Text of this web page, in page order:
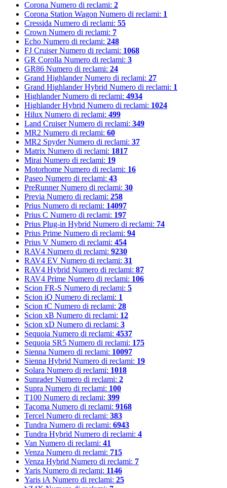
Corona Numero di reclami: 2
Corona Station Wagon Numero di reclami: 1
Cressida Numero di reclami: 55
Crown Numero di reclami: 7
Echo Numero di reclami: 248
FJ Cruiser Numero di reclami: 1068
GR Corolla Numero di reclami: 3
GR86 Numero di reclami: 24
Grand Highlander Numero di reclami: 27
Grand Highlander Hybrid Numero di reclami: 1
Highlander Numero di reclami: 4934
Highlander Hybrid Numero di reclami: 1024
Hilux Numero di reclami: 499
Land Cruiser Numero di reclami: 349
MR2 Numero di reclami: 60
MR2 Spyder Numero di reclami: 37
Matrix Numero di reclami: 1817
Mirai Numero di reclami: 19
Motorhome Numero di reclami: 16
Paseo Numero di reclami: 43
PreRunner Numero di reclami: 30
Previa Numero di reclami: 258
Prius Numero di reclami: 14097
Prius C Numero di reclami: 197
Prius Plug-in Hybrid Numero di reclami: 74
Prius Prime Numero di reclami: 94
Prius V Numero di reclami: 454
RAV4 Numero di reclami: 9230
RAV4 EV Numero di reclami: 31
RAV4 Hybrid Numero di reclami: 87
RAV4 Prime Numero di reclami: 106
Scion FR-S Numero di reclami: 5
Scion iQ Numero di reclami: 1
Scion tC Numero di reclami: 28
Scion xB Numero di reclami: 12
Scion xD Numero di reclami: 3
Sequoia Numero di reclami: 4537
Sequoia SR5 Numero di reclami: 175
Sienna Numero di reclami: 10097
Sienna Hybrid Numero di reclami: 19
Solara Numero di reclami: 1018
Sunrader Numero di reclami: 2
Supra Numero di reclami: 100
T100 Numero di reclami: 399
Tacoma Numero di reclami: 9168
Tercel Numero di reclami: 383
Tundra Numero di reclami: 6943
Tundra Hybrid Numero di reclami: 4
Van Numero di reclami: 41
Venza Numero di reclami: 715
Venza Hybrid Numero di reclami: 7
Yaris Numero di reclami: 1146
Yaris iA Numero di reclami: 25